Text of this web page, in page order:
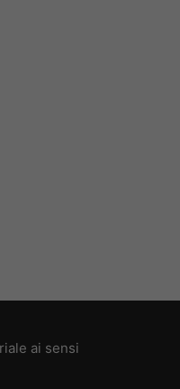
ai sensi